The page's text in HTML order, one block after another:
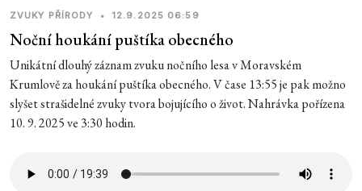
ZVUKY PŘÍRODY • 12.9.2025 06:59
Noční houkání puštíka obecného
Unikátní dlouhý záznam zvuku nočního lesa v Moravském
Krumlově za houkání puštíka obecného. V čase 13:55 je pak možno
slyšet strašidelné zvuky tvora bojujícího o život. Nahrávka pořízena
10. 9. 2025 ve 3:30 hodin.